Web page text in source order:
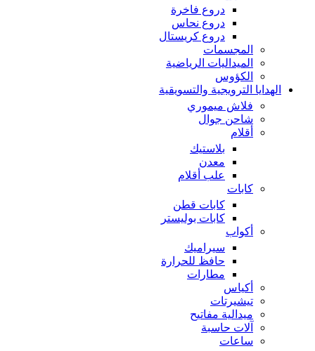
دروع فاخرة
دروع نحاس
دروع كريستال
المجسمات
الميداليات الرياضية
الكؤوس
الهدايا الترويجية والتسويقية
فلاش ميموري
شاحن جوال
أقلام
بلاستيك
معدن
علب أقلام
كابات
كابات قطن
كابات بوليستر
أكواب
سيراميك
حافظ للحرارة
مطارات
أكياس
تيشيرتات
ميدالية مفاتيح
آلات حاسبة
ساعات